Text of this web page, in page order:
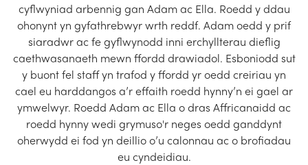
cyflwyniad arbennig gan Adam ac Ella. Roedd y ddau
ohonynt yn gyfathrebwyr wrth reddf. Adam oedd y prif
siaradwr ac fe gyflwynodd inni erchyllterau dieflig
caethwasanaeth mewn ffordd drawiadol. Esboniodd sut
y buont fel staff yn trafod y ffordd yr oedd creiriau yn
cael eu harddangos a’r effaith roedd hynny’n ei gael ar
ymwelwyr. Roedd Adam ac Ella o dras Affricanaidd ac
roedd hynny wedi grymuso'r neges oedd ganddynt
oherwydd ei fod yn deillio o’u calonnau ac o brofiadau
eu cyndeidiau.